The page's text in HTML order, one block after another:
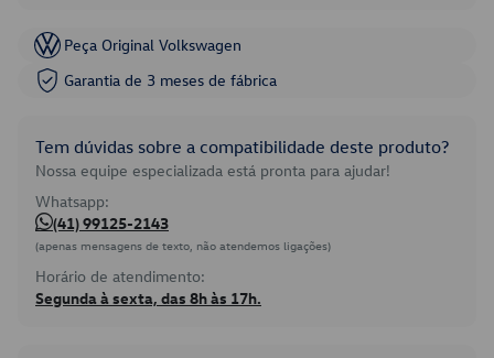
Peça Original Volkswagen
Garantia de 3 meses de fábrica
Tem dúvidas sobre a compatibilidade deste produto?
Nossa equipe especializada está pronta para ajudar!
Whatsapp:
(41) 99125-2143
(apenas mensagens de texto, não atendemos ligações)
Horário de atendimento:
Segunda à sexta, das 8h às 17h.